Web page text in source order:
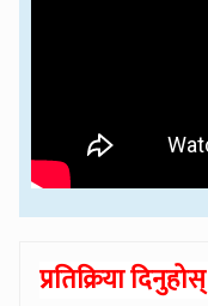
प्रतिक्रिया दिनुहोस्